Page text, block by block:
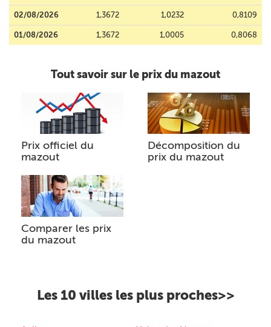
02/08/2026 1,3672 1,0232 0,8109
01/08/2026 1,3672 1,0005 0,8068
Tout savoir sur le prix du mazout
Prix officiel du
mazout
Décomposition du
prix du mazout
Comparer les prix
du mazout
Les 10 villes les plus proches>>